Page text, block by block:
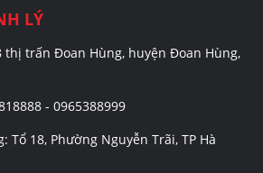
LÝ
thị trấn Đoan Hùng, huyện Đoan Hùng,
- 0965388999
Tổ 18, Phường Nguyễn Trãi, TP Hà